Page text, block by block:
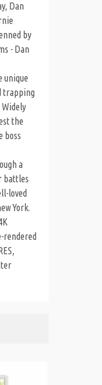
Dan
by
- Dan
unique
trapping
the
boss
a
battles
loved
York.
rendered